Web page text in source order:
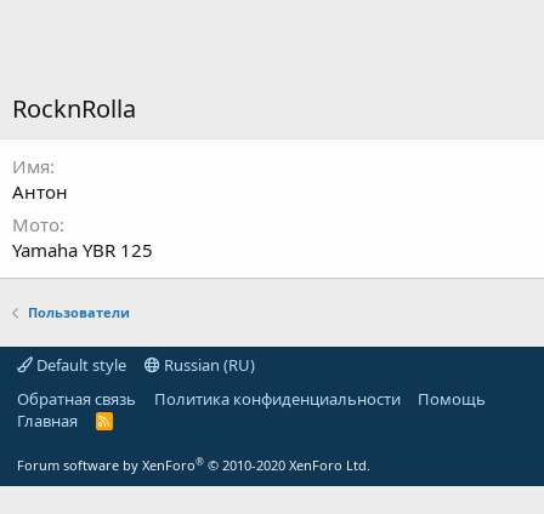
RocknRolla
Имя
Антон
Мото
Yamaha YBR 125
Пользователи
Default style
Russian (RU)
Обратная связь
Политика конфиденциальности
Помощь
Главная
R
Forum software by XenForo® © 2010-2020 XenForo Ltd.